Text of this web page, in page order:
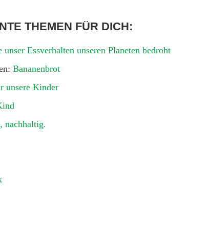
THEMEN FÜR DICH:
Essverhalten unseren Planeten bedroht
Bananenbrot
unsere Kinder
nachhaltig.